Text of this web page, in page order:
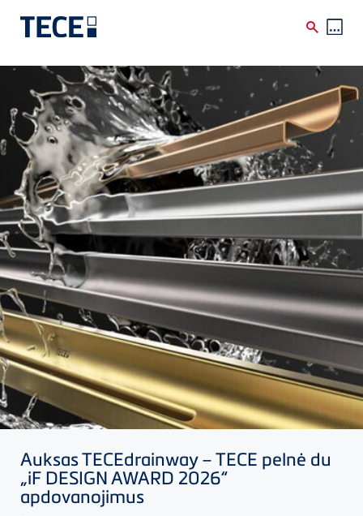
Skip to main content
AuksasTECEdrainway –TECE pelnė du
„iF DESIGN AWARD 2026“
apdovanojimus